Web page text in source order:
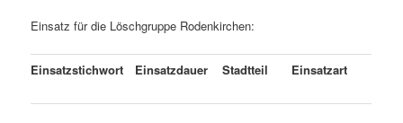
Einsatz für die Löschgruppe Rodenkirchen:
Einsatzstichwort Einsatzdauer Stadtteil Einsatzart